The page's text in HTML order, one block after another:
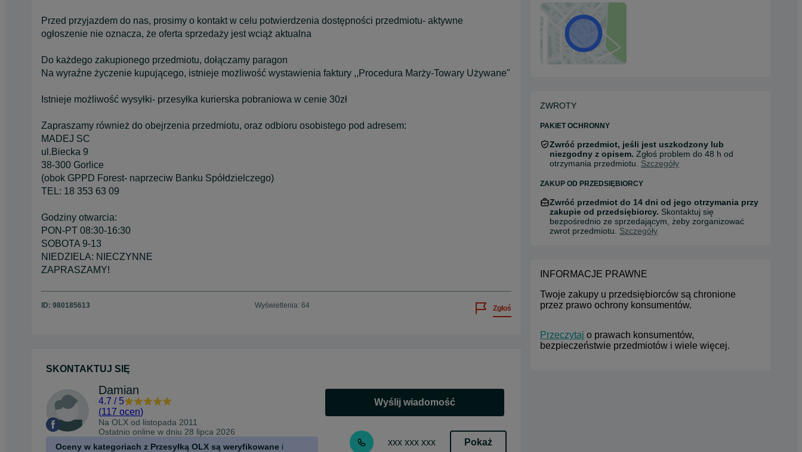
Przed przyjazdem do nas, prosimy o kontakt w celu potwierdzenia dostępności przedmiotu- aktywne
ogłoszenie nie oznacza, że oferta sprzedaży jest wciąż aktualna
Do każdego zakupionego przedmiotu, dołączamy paragon
Na wyraźne życzenie kupującego, istnieje możliwość wystawienia faktury ,,Procedura Marży-Towary Używane"
Istnieje możliwość wysyłki- przesyłka kurierska pobraniowa w cenie 30zł
Zapraszamy również do obejrzenia przedmiotu, oraz odbioru osobistego pod adresem:
MADEJ SC
ul.Biecka 9
38-300 Gorlice
(obok GPPD Forest- naprzeciw Banku Spółdzielczego)
TEL: 18 353 63 09
Godziny otwarcia:
PON-PT 08:30-16:30
SOBOTA 9-13
NIEDZIELA: NIECZYNNE
ZAPRASZAMY!
ID: 980185613 Wyświetlenia: 64 Zgłoś
SKONTAKTUJ SIĘ
Damian
4.7 / 5
(117 ocen)
Na OLX od listopada 2011
Ostatnio online w dniu 28 lipca 2026
Oceny w kategoriach z Przesyłką OLX są weryfikowane i
Wyślij wiadomość
xxx xxx xxx Pokaż
ZWROTY
PAKIET OCHRONNY
Zwróć przedmiot, jeśli jest uszkodzony lub
niezgodny z opisem. Zgłoś problem do 48 h od
otrzymania przedmiotu. Szczegóły
ZAKUP OD PRZEDSIĘBIORCY
Zwróć przedmiot do 14 dni od jego otrzymania przy
zakupie od przedsiębiorcy. Skontaktuj się
bezpośrednio ze sprzedającym, żeby zorganizować
zwrot przedmiotu. Szczegóły
INFORMACJE PRAWNE
Twoje zakupy u przedsiębiorców są chronione
przez prawo ochrony konsumentów.
Przeczytaj o prawach konsumentów,
bezpieczeństwie przedmiotów i wiele więcej.